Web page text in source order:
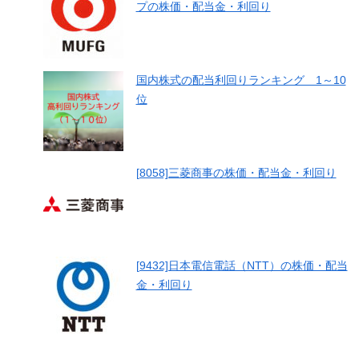
プの株価・配当金・利回り
国内株式の配当利回りランキング 1～10
位
[8058]三菱商事の株価・配当金・利回り
[9432]日本電信電話（NTT）の株価・配当
金・利回り